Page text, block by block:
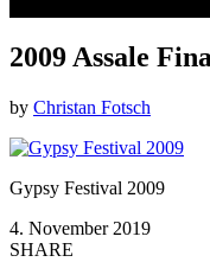
2009 Assale
by Christan Fotsch
Gypsy Festival 2009
4. November 2019
SHARE